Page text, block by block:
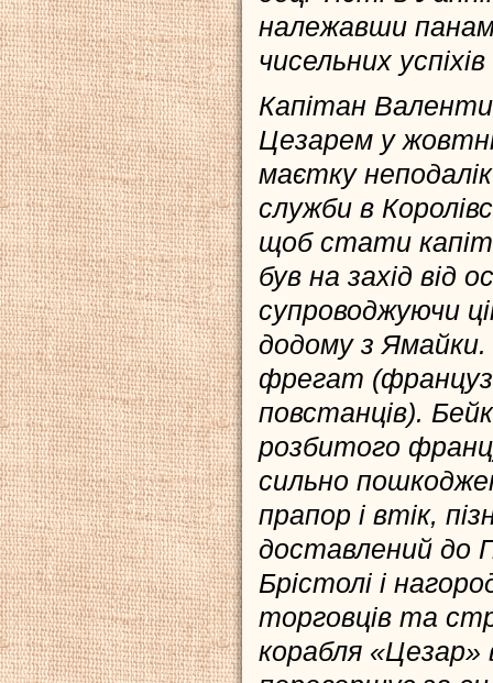
належавши панам
чисельних
Капітан
Цезарем у
маєтку
служби в
щоб стати
був на захід від
супроводжуючи
додому з
фрегат
повстанців).
розбитого
сильно
прапор і втік,
доставлений до
Брістолі і
торговців та
корабля «Цезар»